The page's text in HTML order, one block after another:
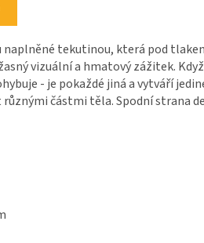
naplněné tekutinou, která pod
vizuální a hmatový zážitek.
- je pokaždé jiná a vytváří
částmi těla. Spodní strana